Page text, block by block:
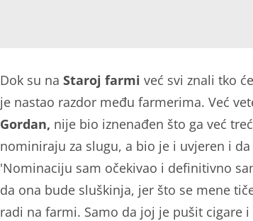
Dok su na Staroj farmi već svi znali tko
je nastao razdor među farmerima. Već
Gordan, nije bio iznenađen što ga već
nominiraju za slugu, a bio je i uvjeren i
'Nominaciju sam očekivao i definitivno
da ona bude sluškinja, jer što se mene
radi na farmi. Samo da joj je pušit cigare